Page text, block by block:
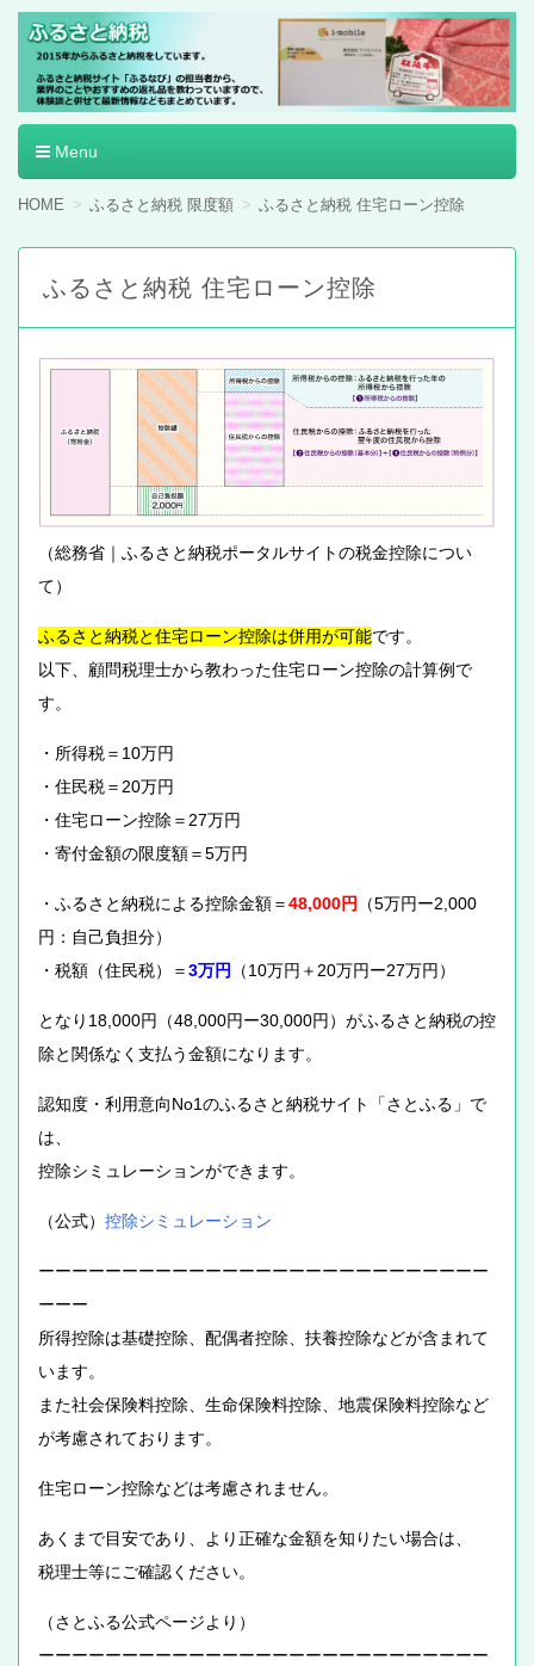
ふるさと納税
Menu
コ
テ
ツ
動
HOME ふるさと納税 限度額 ふるさと納税 住宅ローン控除
ふるさと納税 住宅ローン控除
（総務省｜ふるさと納税ポータルサイトの税金控除につい
て）
ふるさと納税と住宅ローン控除は併用が可能です。
以下、顧問税理士から教わった住宅ローン控除の計算例で
す。
・所得税＝10万円
・住民税＝20万円
・住宅ローン控除＝27万円
・寄付金額の限度額＝5万円
・ふるさと納税による控除金額＝48,000円
（5万円ー2,000
円：自己負担分）
・税額（住民税）＝3万円 （10万円＋20万円ー27万円）
となり18,000円（48,000円ー30,000円）がふるさと納税の控
除と関係なく支払う金額になります。
認知度・利用意向No1のふるさと納税サイト「さとふる」で
は、
控除シミュレーションができます。
（公式） 控除シミュレーション
ーーーーーーーーーーーーーーーーーーーーーーーーーーー
ーーー
所得控除は基礎控除、配偶者控除、扶養控除などが含まれて
います。
また社会保険料控除、生命保険料控除、地震保険料控除など
が考慮されております。
住宅ローン控除などは考慮されません。
あくまで目安であり、より正確な金額を知りたい場合は、
税理士等にご確認ください。
（さとふる公式ページより）
ーーーーーーーーーーーーーーーーーーーーーーーーーーー